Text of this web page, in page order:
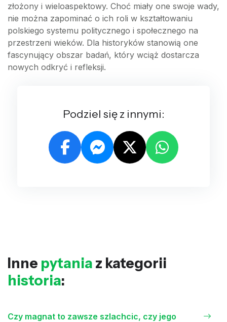
złożony i wieloaspektowy. Choć miały one swoje wady,
nie można zapominać o ich roli w kształtowaniu
polskiego systemu politycznego i społecznego na
przestrzeni wieków. Dla historyków stanowią one
fascynujący obszar badań, który wciąż dostarcza
nowych odkryć i refleksji.
Podziel się z innymi:
Inne pytania z kategorii
historia:
Czy magnat to zawsze szlachcic, czy jego